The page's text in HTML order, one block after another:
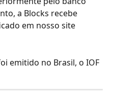
a Blocks recebe
em nosso site
emitido no Brasil, o IOF